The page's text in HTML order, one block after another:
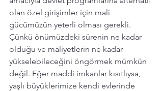
olan özel girişimler için mali
gücümüzün yeterli olması gerekli.
Çünkü önümüzdeki sürenin ne kadar
olduğu ve maliyetlerin ne kadar
yükselebileceğini öngörmek mümkün
değil. Eğer maddi imkanlar kısıtlıysa,
yaşlı büyüklerimize kendi evlerinde